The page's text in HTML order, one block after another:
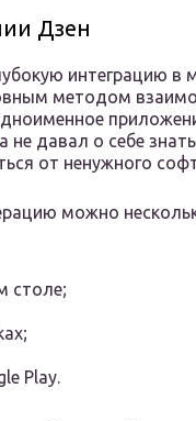
Дзен
интеграцию в
методом
не давал о себе
от ненужного
можно
столе;
Play.